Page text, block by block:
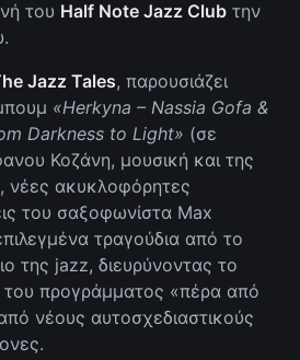
του Half Note Jazz Club την
Jazz Tales, παρουσιάζει
«Herkyna – Nassia Gofa &
Darkness to Light» (σε
Κοζάνη, μουσική και της
νέες ακυκλοφόρητες
του σαξοφωνίστα Max
τραγούδια από το
της jazz, διευρύνοντας το
του προγράμματος «πέρα από
νέους αυτοσχεδιαστικούς